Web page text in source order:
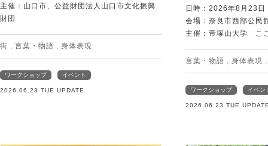
主催：山口市、公益財団法人山口市文化振興
財団
街 , 言葉・物語 , 身体表現
ワークショップ イベント
2026.06.23 TUE UPDATE
日時：2026年8月23日
会場：奈良市西部公民
主催：帝塚山大学 こ
言葉・物語 , 身体表現
ワークショップ イベン
2026.06.23 TUE